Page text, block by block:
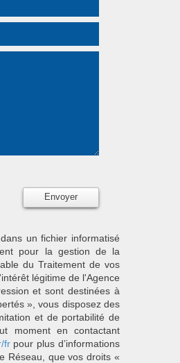
Envoyer
un fichier informatisé
pour la gestion de la
du Traitement de vos
légitime de l'Agence
et sont destinées à
», vous disposez des
et de portabilité de
moment en contactant
frpour plus d’informations
Réseau, que vos droits «